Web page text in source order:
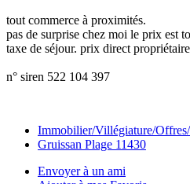
tout commerce à proximités.
pas de surprise chez moi le prix est
taxe de séjour. prix direct
n° siren 522 104 397
Immobilier/Villégiature/
Gruissan Plage 11430
Envoyer à un ami